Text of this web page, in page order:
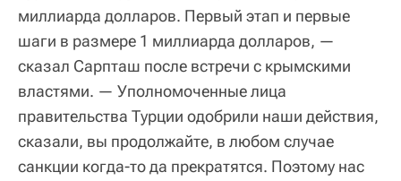
миллиарда долларов. Первый этап и первые
шаги в размере 1 миллиарда долларов, —
сказал Сарпташ после встречи с крымскими
властями. — Уполномоченные лица
правительства Турции одобрили наши действия,
сказали, вы продолжайте, в любом случае
санкции когда-то да прекратятся. Поэтому нас